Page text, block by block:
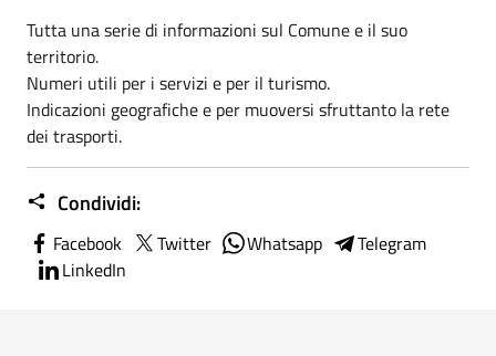
Tutta una serie di informazioni sul Comune e il suo
territorio.
Numeri utili per i servizi e per il turismo.
Indicazioni geografiche e per muoversi sfruttanto la rete
dei trasporti.
Condividi:
Facebook Twitter Whatsapp
Telegram
LinkedIn